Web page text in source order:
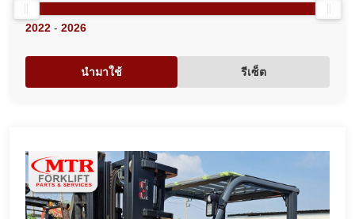
2022 - 2026
นำมาใช้ รีเซ็ต